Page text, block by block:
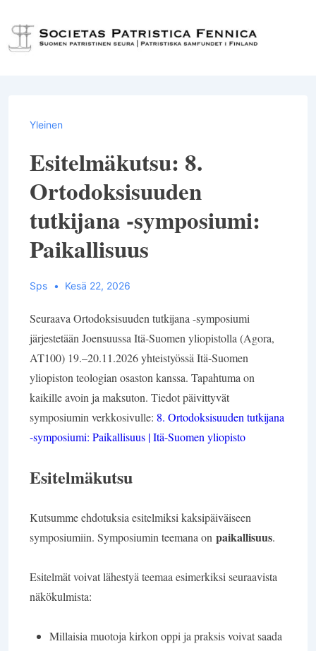
Siirry
pääsisältöön
Yleinen
Esitelmäkutsu: 8.
Ortodoksisuuden
tutkijana -symposiumi:
Paikallisuus
Sps Kesä 22, 2026
Seuraava Ortodoksisuuden tutkijana -symposiumi
järjestetään Joensuussa Itä-Suomen yliopistolla (Agora,
AT100) 19.–20.11.2026 yhteistyössä Itä-Suomen
yliopiston teologian osaston kanssa. Tapahtuma on
kaikille avoin ja maksuton. Tiedot päivittyvät
symposiumin verkkosivulle: 8. Ortodoksisuuden tutkijana
-symposiumi: Paikallisuus | Itä-Suomen yliopisto
Esitelmäkutsu
Kutsumme ehdotuksia esitelmiksi kaksipäiväiseen
symposiumiin. Symposiumin teemana on paikallisuus.
Esitelmät voivat lähestyä teemaa esimerkiksi seuraavista
näkökulmista:
Millaisia muotoja kirkon oppi ja praksis voivat saada